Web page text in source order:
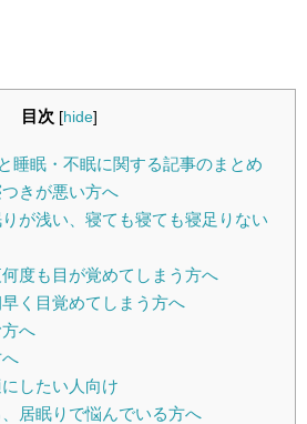
目次 [hide]
睡眠・不眠に関する記事のまとめ
きが悪い方へ
が浅い、寝ても寝ても寝足りない
度も目が覚めてしまう方へ
く目覚めてしまう方へ
へ
したい人向け
居眠りで悩んでいる方へ